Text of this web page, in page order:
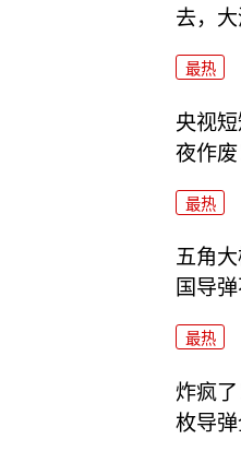
去，
最热
央视
夜作
最热
五角
国导弹
最热
炸疯
枚导